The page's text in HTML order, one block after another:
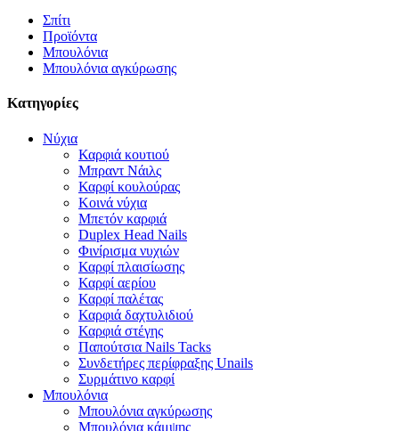
Σπίτι
Προϊόντα
Μπουλόνια
Μπουλόνια αγκύρωσης
Κατηγορίες
Νύχια
Καρφιά κουτιού
Μπραντ Νάιλς
Καρφί κουλούρας
Κοινά νύχια
Μπετόν καρφιά
Duplex Head Nails
Φινίρισμα νυχιών
Καρφί πλαισίωσης
Καρφί αερίου
Καρφί παλέτας
Καρφιά δαχτυλιδιού
Καρφιά στέγης
Παπούτσια Nails Tacks
Συνδετήρες περίφραξης Unails
Συρμάτινο καρφί
Μπουλόνια
Μπουλόνια αγκύρωσης
Μπουλόνια κάμψης